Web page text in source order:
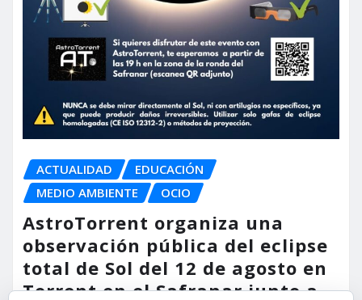
ACTUALIDAD
EDUCACIÓN
MEDIO AMBIENTE
OCIO
AstroTorrent organiza una
observación pública del eclipse
total de Sol del 12 de agosto en
Torrent en el Safranar junto a